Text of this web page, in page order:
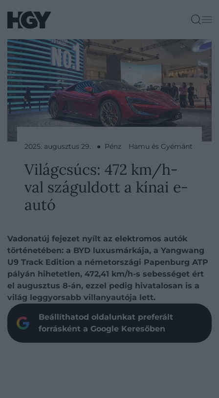
2025. augusztus 29. ● Pénz Hamu és Gyémánt
Világcsúcs: 472 km/h-
val száguldott a kínai e-
autó
Vadonatúj fejezet nyílt az elektromos autók
történetében: a BYD luxusmárkája, a Yangwang
U9 Track Edition a németországi Papenburg ATP
pályán hihetetlen, 472,41 km/h-s sebességet ért
el augusztus 8-án, ezzel pedig hivatalosan is a
világ leggyorsabb villanyautója lett.
Beállíthatod oldalunkat preferált
forrásként a Google Keresőben